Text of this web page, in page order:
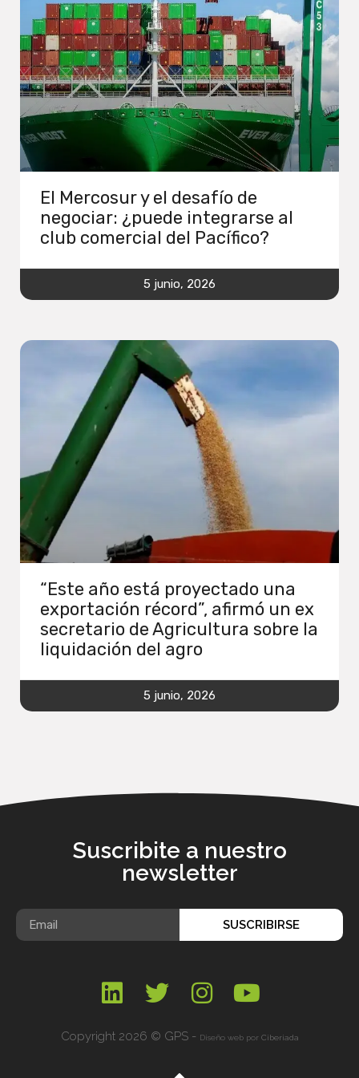
El Mercosur y el desafío de
negociar: ¿puede integrarse al
club comercial del Pacífico?
5 junio, 2026
“Este año está proyectado una
exportación récord”, afirmó un ex
secretario de Agricultura sobre la
liquidación del agro
5 junio, 2026
Suscribite a nuestro
newsletter
SUSCRIBIRSE
Copyright 2026 © GPS - Diseño web por Ciberiada